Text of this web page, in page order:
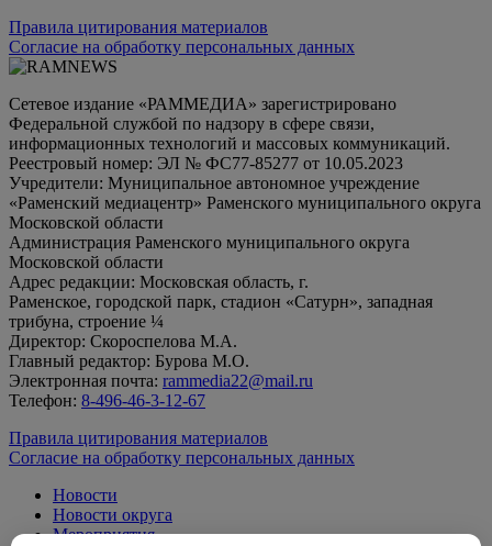
Правила цитирования материалов
Согласие на обработку персональных данных
Сетевое издание «РАММЕДИА» зарегистрировано
Федеральной службой по надзору в сфере связи,
информационных технологий и массовых коммуникаций.
Реестровый номер: ЭЛ № ФС77-85277 от 10.05.2023
Учредители: Муниципальное автономное учреждение
«Раменский медиацентр» Раменского муниципального округа
Московской области
Администрация Раменского муниципального округа
Московской области
Адрес редакции: Московская область, г.
Раменское, городской парк, стадион «Сатурн», западная
трибуна, строение ¼
Директор: Скороспелова М.А.
Главный редактор: Бурова М.О.
Электронная почта: rammedia22@mail.ru
Телефон: 8-496-46-3-12-67
Правила цитирования материалов
Согласие на обработку персональных данных
Новости
Новости округа
Мероприятия